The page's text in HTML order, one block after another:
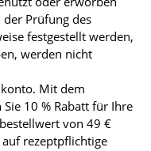
Prüfung des
festgestellt werden,
werden nicht
Mit dem
10 % Rabatt für Ihre
von 49 €
rezeptpflichtige